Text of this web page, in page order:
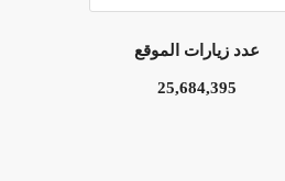
عدد زيارات الموقع
25,684,395